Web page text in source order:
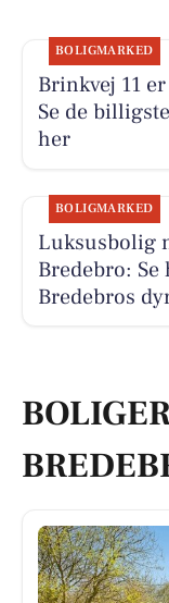
BOLIGMARKED
Brinkvej 11
Se de
her
BOLIGMARKED
Luksusbolig
Bredebro:
Bredebros